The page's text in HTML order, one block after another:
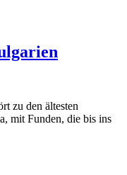
zu den ältesten
mit Funden, die bis ins